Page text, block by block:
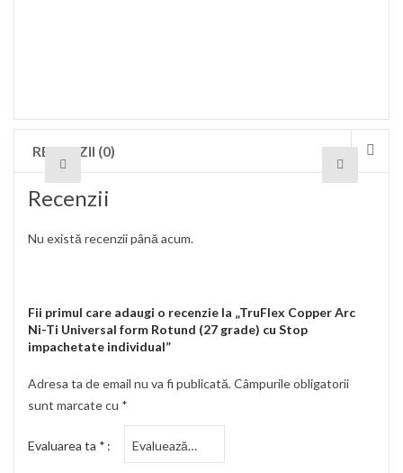
RECENZII (0)
Recenzii
Nu există recenzii până acum.
Fii primul care adaugi o recenzie la „TruFlex Copper Arc
Ni-Ti Universal form Rotund (27 grade) cu Stop
impachetate individual”
Adresa ta de email nu va fi publicată.Câmpurile obligatorii
sunt marcate cu *
Evaluarea ta *